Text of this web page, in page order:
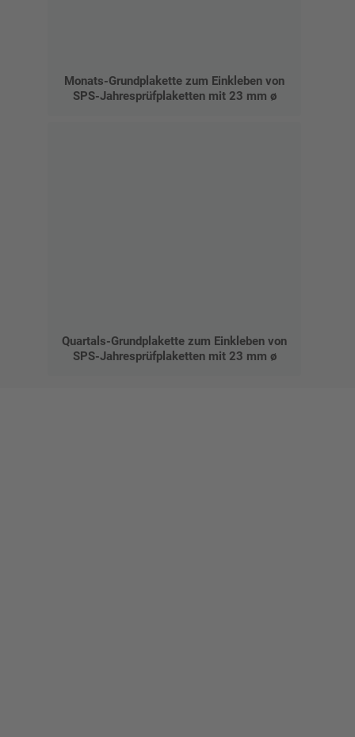
Monats-Grundplakette zum Einkleben von
SPS-Jahresprüfplaketten mit 23 mm ø
Quartals-Grundplakette zum Einkleben von
SPS-Jahresprüfplaketten mit 23 mm ø